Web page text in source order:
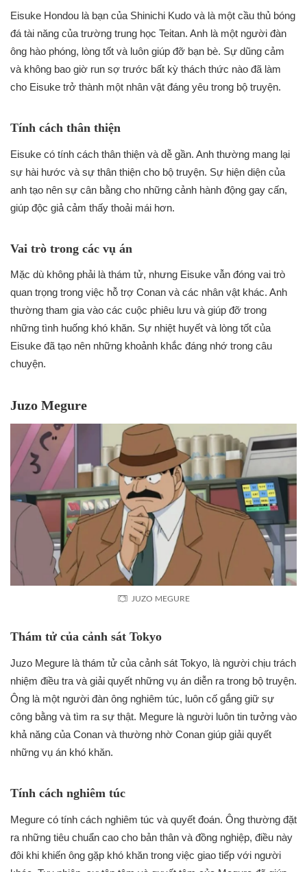
Eisuke Hondou là bạn của Shinichi Kudo và là một cầu thủ bóng
đá tài năng của trường trung học Teitan. Anh là một người đàn
ông hào phóng, lòng tốt và luôn giúp đỡ bạn bè. Sự dũng cảm
và không bao giờ run sợ trước bất kỳ thách thức nào đã làm
cho Eisuke trở thành một nhân vật đáng yêu trong bộ truyện.
Tính cách thân thiện
Eisuke có tính cách thân thiện và dễ gần. Anh thường mang lại
sự hài hước và sự thân thiện cho bộ truyện. Sự hiện diện của
anh tạo nên sự cân bằng cho những cảnh hành động gay cấn,
giúp độc giả cảm thấy thoải mái hơn.
Vai trò trong các vụ án
Mặc dù không phải là thám tử, nhưng Eisuke vẫn đóng vai trò
quan trọng trong việc hỗ trợ Conan và các nhân vật khác. Anh
thường tham gia vào các cuộc phiêu lưu và giúp đỡ trong
những tình huống khó khăn. Sự nhiệt huyết và lòng tốt của
Eisuke đã tạo nên những khoảnh khắc đáng nhớ trong câu
chuyện.
Juzo Megure
JUZO MEGURE
Thám tử của cảnh sát Tokyo
Juzo Megure là thám tử của cảnh sát Tokyo, là người chịu trách
nhiệm điều tra và giải quyết những vụ án diễn ra trong bộ truyện.
Ông là một người đàn ông nghiêm túc, luôn cố gắng giữ sự
công bằng và tìm ra sự thật. Megure là người luôn tin tưởng vào
khả năng của Conan và thường nhờ Conan giúp giải quyết
những vụ án khó khăn.
Tính cách nghiêm túc
Megure có tính cách nghiêm túc và quyết đoán. Ông thường đặt
ra những tiêu chuẩn cao cho bản thân và đồng nghiệp, điều này
đôi khi khiến ông gặp khó khăn trong việc giao tiếp với người